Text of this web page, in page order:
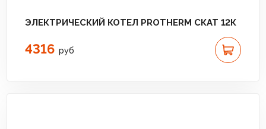
ЭЛЕКТРИЧЕСКИЙ КОТЕЛ PROTHERM СКАТ 12К
4316 руб